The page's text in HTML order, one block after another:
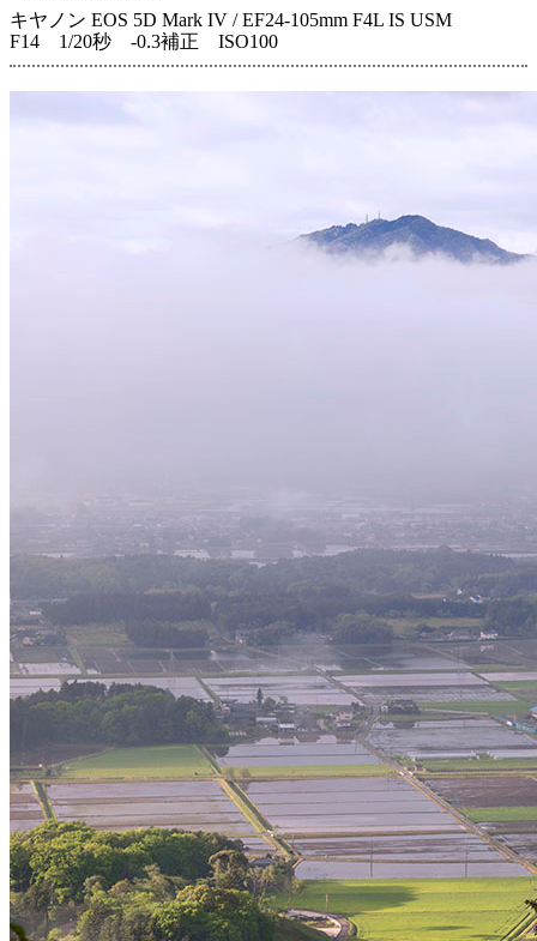
キヤノン EOS 5D Mark IV / EF24-105mm F4L IS USM
F14 1/20秒 -0.3補正 ISO100